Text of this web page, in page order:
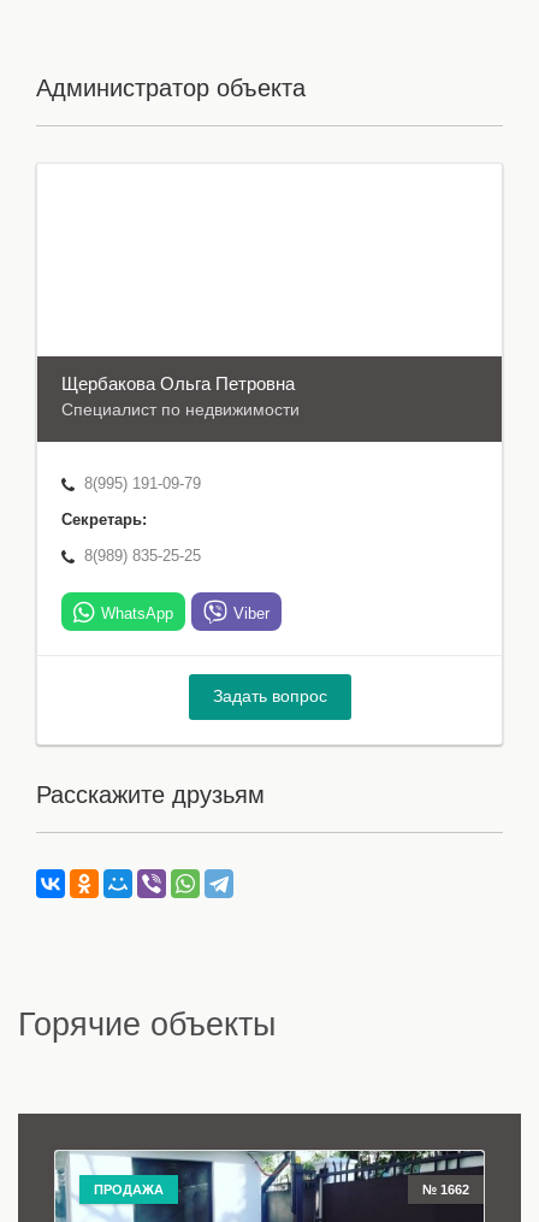
Администратор объекта
Щербакова Oльга Петровна
Специалист по недвижимости
8(995) 191-09-79
Секретарь:
8(989) 835-25-25
WhatsApp Viber
Задать вопрос
Расскажите друзьям
Горячие объекты
ПРОДАЖА № 1662